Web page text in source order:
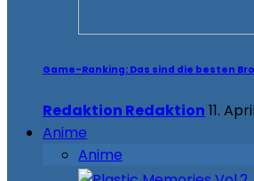
Game-Ranking: Das sind die besten
Redaktion Redaktion 11.
Anime
Anime